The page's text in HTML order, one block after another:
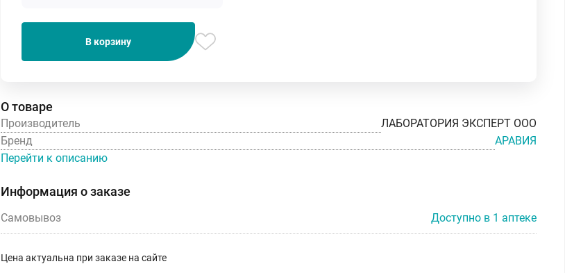
В корзину
О товаре
Производитель
ЛАБОРАТОРИЯ ЭКСПЕРТ ООО
Бренд
АРАВИЯ
Перейти к описанию
Информация о заказе
Самовывоз Доступно в 1 аптеке
Цена актуальна при заказе на сайте